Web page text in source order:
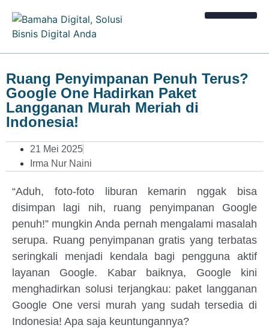
Ruang Penyimpanan Penuh Terus?
Google One Hadirkan Paket
Langganan Murah Meriah di
Indonesia!
21 Mei 2025
Irma Nur Naini
“Aduh, foto-foto liburan kemarin nggak bisa
disimpan lagi nih, ruang penyimpanan Google
penuh!” mungkin Anda pernah mengalami masalah
serupa. Ruang penyimpanan gratis yang terbatas
seringkali menjadi kendala bagi pengguna aktif
layanan Google. Kabar baiknya, Google kini
menghadirkan solusi terjangkau: paket langganan
Google One versi murah yang sudah tersedia di
Indonesia! Apa saja keuntungannya?